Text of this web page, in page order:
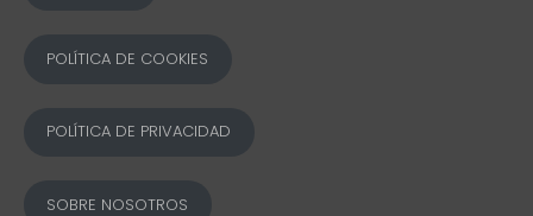
POLÍTICA DE COOKIES
POLÍTICA DE PRIVACIDAD
SOBRE NOSOTROS